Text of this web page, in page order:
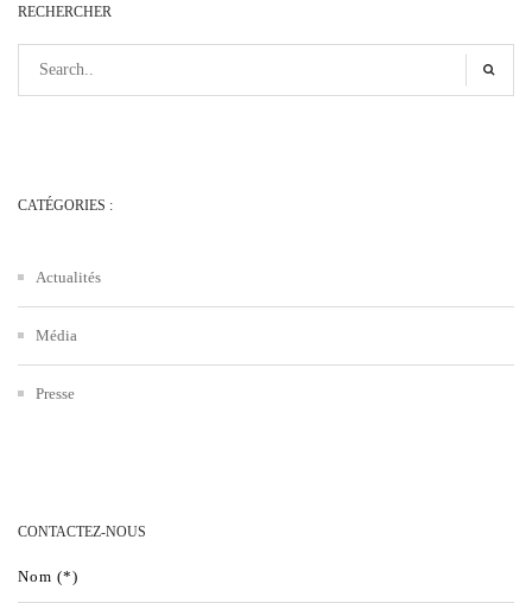
RECHERCHER
CATÉGORIES :
Actualités
Média
Presse
CONTACTEZ-NOUS
Nom (*)